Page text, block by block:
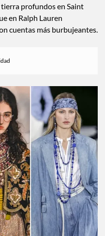
profundos en Saint
en Ralph Lauren
cuentas más burbujeantes.